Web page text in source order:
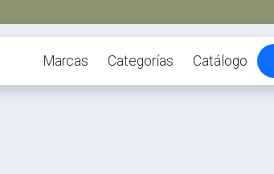
Marcas Categorías Catálogo